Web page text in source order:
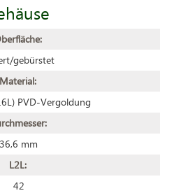
gebürstet
Material:
PVD-Vergoldung
36,6 mm
L2L:
42